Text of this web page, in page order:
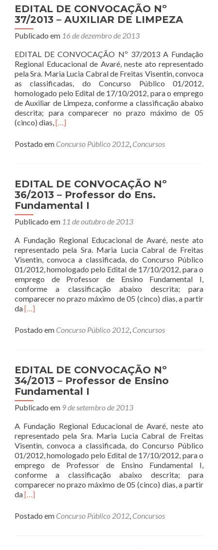
nº
002/2014
–
Inspetor
Alunos
EDITAL DE CONVOCAÇÃO Nº
37/2013 – AUXILIAR DE LIMPEZA
Publicado em 16 de dezembro de 2013
EDITAL DE CONVOCAÇÃO Nº 37/2013 A Fundação
Regional Educacional de Avaré, neste ato representado
pela Sra. Maria Lucia Cabral de Freitas Visentin, convoca
as classificadas, do Concurso Público 01/2012,
homologado pelo Edital de 17/10/2012, para o emprego
de Auxiliar de Limpeza, conforme a classificação abaixo
descrita; para comparecer no prazo máximo de 05
(cinco) dias,Read
about
Nº
37/2013
AUXILIAR
DE
[…]
Postado em Concurso Público 2012, Concursos
EDITAL DE CONVOCAÇÃO Nº
36/2013 – Professor do Ens.
Fundamental I
Publicado em 11 de outubro de 2013
A Fundação Regional Educacional de Avaré, neste ato
representado pela Sra. Maria Lucia Cabral de Freitas
Visentin, convoca a classificada, do Concurso Público
01/2012, homologado pelo Edital de 17/10/2012, para o
emprego de Professor de Ensino Fundamental I,
conforme a classificação abaixo descrita; para
comparecer no prazo máximo de 05 (cinco) dias, a partir
daRead
about
Nº
36/2013
–
Professor
do
Fundamental
I
[…]
Postado em Concurso Público 2012, Concursos
EDITAL DE CONVOCAÇÃO Nº
34/2013 – Professor de Ensino
Fundamental I
Publicado em 9 de setembro de 2013
A Fundação Regional Educacional de Avaré, neste ato
representado pela Sra. Maria Lucia Cabral de Freitas
Visentin, convoca a classificada, do Concurso Público
01/2012, homologado pelo Edital de 17/10/2012, para o
emprego de Professor de Ensino Fundamental I,
conforme a classificação abaixo descrita; para
comparecer no prazo máximo de 05 (cinco) dias, a partir
daRead
about
[…]
Postado em Concurso Público 2012, Concursos